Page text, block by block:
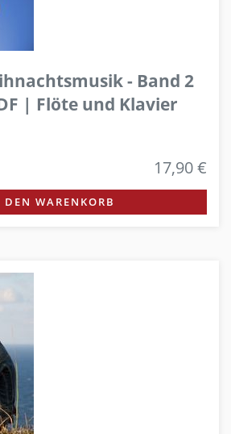
- Band 2
| Flöte und Klavier
17,90 €
DEN WARENKORB